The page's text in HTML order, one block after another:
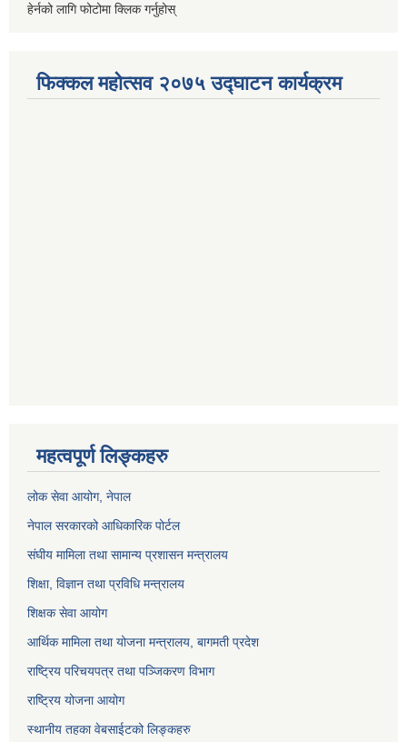
हेर्नको लागि फोटोमा क्लिक गर्नुहोस्
फिक्कल महोत्सव २०७५ उद्घाटन कार्यक्रम
महत्वपूर्ण लिङ्कहरु
लोक सेवा आयोग, नेपाल
नेपाल सरकारको आधिकारिक पोर्टल
संघीय मामिला तथा सामान्य प्रशासन मन्त्रालय
शिक्षा, विज्ञान तथा प्रविधि मन्त्रालय
शिक्षक सेवा आयोग
आर्थिक मामिला तथा योजना मन्त्रालय, बागमती प्रदेश
राष्ट्रिय परिचयपत्र तथा पञ्जिकरण विभाग
राष्ट्रिय योजना आयोग
स्थानीय तहका वेबसाईटको लिङ्कहरु